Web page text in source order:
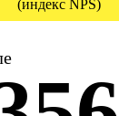
(индекс NPS)